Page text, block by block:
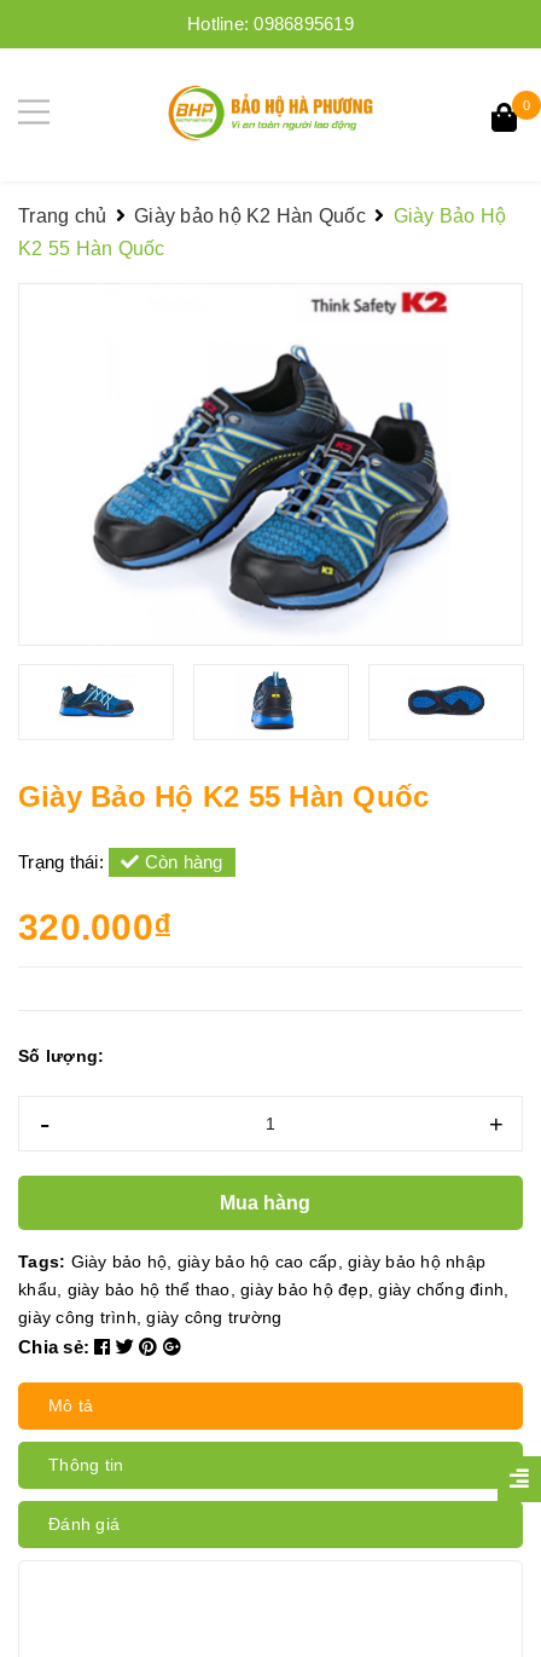
Hotline:0986895619
0
Trang chủ Giày bảo hộ K2 Hàn Quốc
Giày Bảo Hộ
K2 55 Hàn Quốc
Giày Bảo Hộ K2 55 Hàn Quốc
Trạng thái: Còn hàng
320.000₫
Số lượng:
- +
Mua hàng
Tags: Giày bảo hộ giày bảo hộ cao cấp giày bảo hộ nhập
khẩu
giày bảo hộ thể thao giày bảo hộ đẹp,giày chống đinh
giày công trình ,giày công trường
Chia sẻ:
Mô tả
Thông tin
Đánh giá